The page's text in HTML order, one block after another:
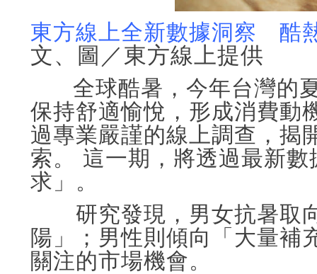
東方線上全新數據洞察 酷
文、圖／東方線上提供
全球酷暑，今年台灣的夏
保持舒適愉悅，形成消費動
過專業嚴謹的線上調查，揭
索。 這一期，將透過最新
求」。
研究發現，男女抗暑取
陽」；男性則傾向「大量補
關注的市場機會。